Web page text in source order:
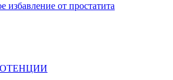
от простатита